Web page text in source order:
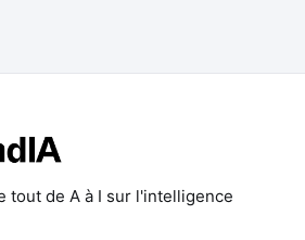
tout de A à I sur l'intelligence